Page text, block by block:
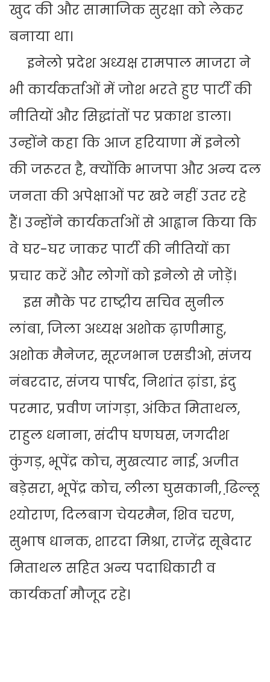
खुद की और सामाजिक सुरक्षा को लेकर
बनाया था।
इनेलो प्रदेश अध्यक्ष रामपाल माजरा ने
भी कार्यकर्ताओं में जोश भरते हुए पार्टी की
नीतियों और सिद्धांतों पर प्रकाश डाला।
उन्होंने कहा कि आज हरियाणा में इनेलो
की जरूरत है, क्योंकि भाजपा और अन्य दल
जनता की अपेक्षाओं पर खरे नहीं उतर रहे
हैं। उन्होंने कार्यकर्ताओं से आह्वान किया कि
वे घर-घर जाकर पार्टी की नीतियों का
प्रचार करें और लोगों को इनेलो से जोड़ें।
इस मौके पर राष्ट्रीय सचिव सुनील
लांबा, जिला अध्यक्ष अशोक ढ़ाणीमाहु,
अशोक मैनेजर, सूरजभान एसडीओ, संजय
नंबरदार, संजय पार्षद, निशांत ढ़ांडा, इंदु
परमार, प्रवीण जांगड़ा, अंकित मिताथल,
राहुल धनाना, संदीप घणघस, जगदीश
कुंगड़, भूपेंद्र कोच, मुखत्यार नाई, अजीत
बड़ेसरा, भूपेंद्र कोच, लीला घुसकानी, ढि़ल्लू
श्योराण, दिलबाग चेयरमैन, शिव चरण,
सुभाष धानक, शारदा मिश्रा, राजेंद्र सूबेदार
मिताथल सहित अन्य पदाधिकारी व
कार्यकर्ता मौजूद रहे।